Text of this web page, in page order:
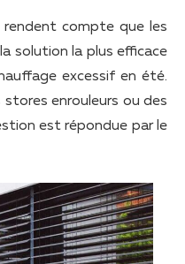
rendent compte que les
solution la plus efficace
excessif en été.
stores enrouleurs ou des
est répondue par le